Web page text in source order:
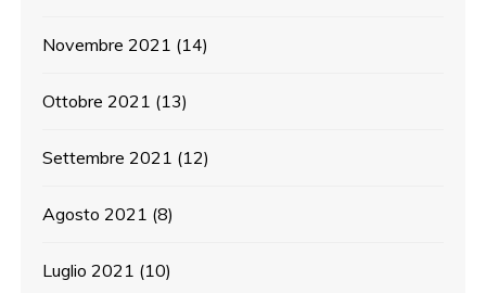
Novembre 2021 (14)
Ottobre 2021 (13)
Settembre 2021 (12)
Agosto 2021 (8)
Luglio 2021 (10)